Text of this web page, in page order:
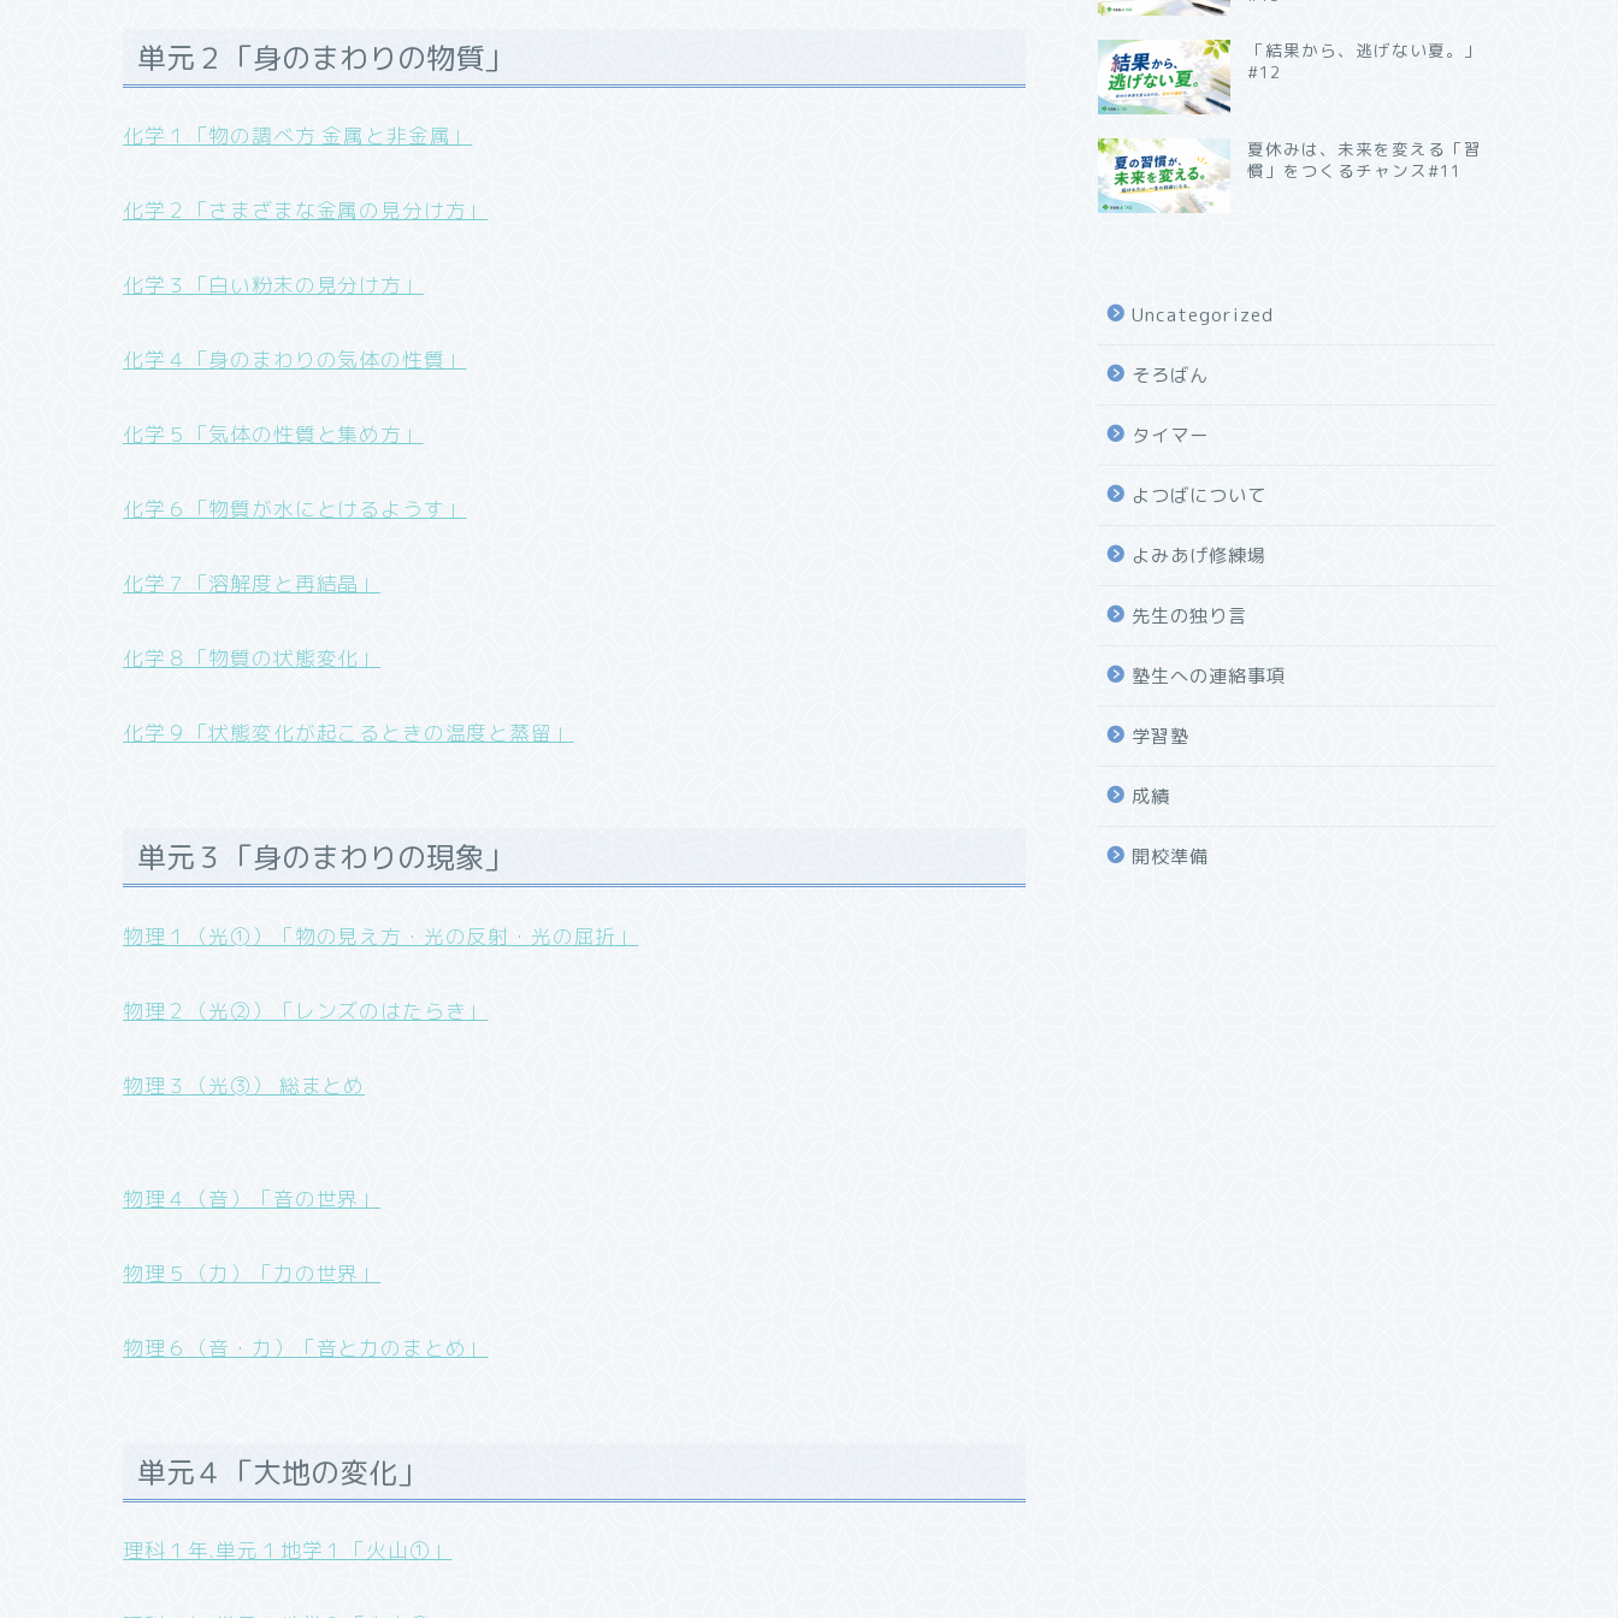
単元２「身のまわりの物質」
化学１「物の調べ方 金属と非金属」
化学２「さまざまな金属の見分け方」
化学３「白い粉末の見分け方」
化学４「身のまわりの気体の性質」
化学５「気体の性質と集め方」
化学６「物質が水にとけるようす」
化学７「溶解度と再結晶」
化学８「物質の状態変化」
化学９「状態変化が起こるときの温度と蒸留」
単元３「身のまわりの現象」
物理１（光➀）「物の見え方・光の反射・光の屈折」
物理２（光②）「レンズのはたらき」
物理３（光➂） 総まとめ
物理４（音）「音の世界」
物理５（力）「力の世界」
物理６（音・力）「音と力のまとめ」
単元４「大地の変化」
理科１年.単元１地学１「火山①」
「結果から、逃げない夏。」
#12
夏休みは、未来を変える「習
慣」をつくるチャンス#11
Uncategorized
そろばん
タイマー
よつばについて
よみあげ修練場
先生の独り言
塾生への連絡事項
学習塾
成績
開校準備